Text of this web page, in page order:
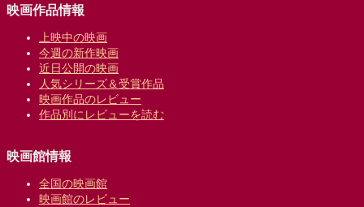
映画作品情報
上映中の映画
今週の新作映画
近日公開の映画
人気シリーズ＆受賞作品
映画作品のレビュー
作品別にレビューを読む
映画館情報
全国の映画館
映画館のレビュー